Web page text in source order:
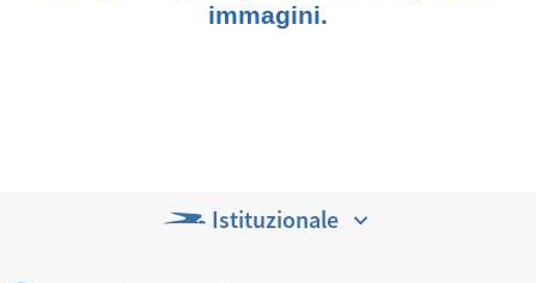
immagini.
Istituzionale